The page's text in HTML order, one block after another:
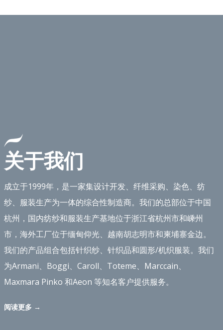
关于我们
成立于1999年，是一家集设计开发、纤维采购、染色、纺
纱、服装生产为一体的综合性制造商。我们的总部位于中国
杭州，国内纺纱和服装生产基​​地位于浙江省杭州市和嵊州
市，海外工厂位于缅甸仰光、越南胡志明市和柬埔寨金边。
我们的产品组合包括针织纱、针织品和圆形/机织服装。我们
为Armani、Boggi、Caroll、Toteme、Marccain、
Maxmara Pinko 和Aeon 等知名客户提供服务。
阅读更多 →